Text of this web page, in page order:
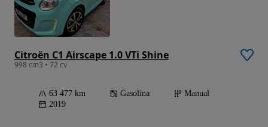
Citroën C1 Airscape 1.0 VTi Shine
998 cm3 • 72 cv
63 477 km Gasolina
Manual
2019